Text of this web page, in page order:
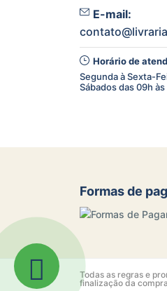
E-mail:
Horário de
Segunda à Sexta-
Sábados das 09h às
Formas de
Todas as regras e
finalização da